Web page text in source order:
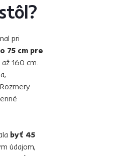
pri
75 cm pre
160 cm.
byť 45
údajom,